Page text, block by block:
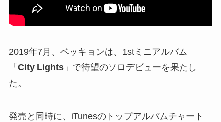
2019年7月、ベッキョンは、1stミニアルバム
「 City Lights」で待望のソロデビューを果たし
た。
発売と同時に、iTunesのトップアルバムチャート